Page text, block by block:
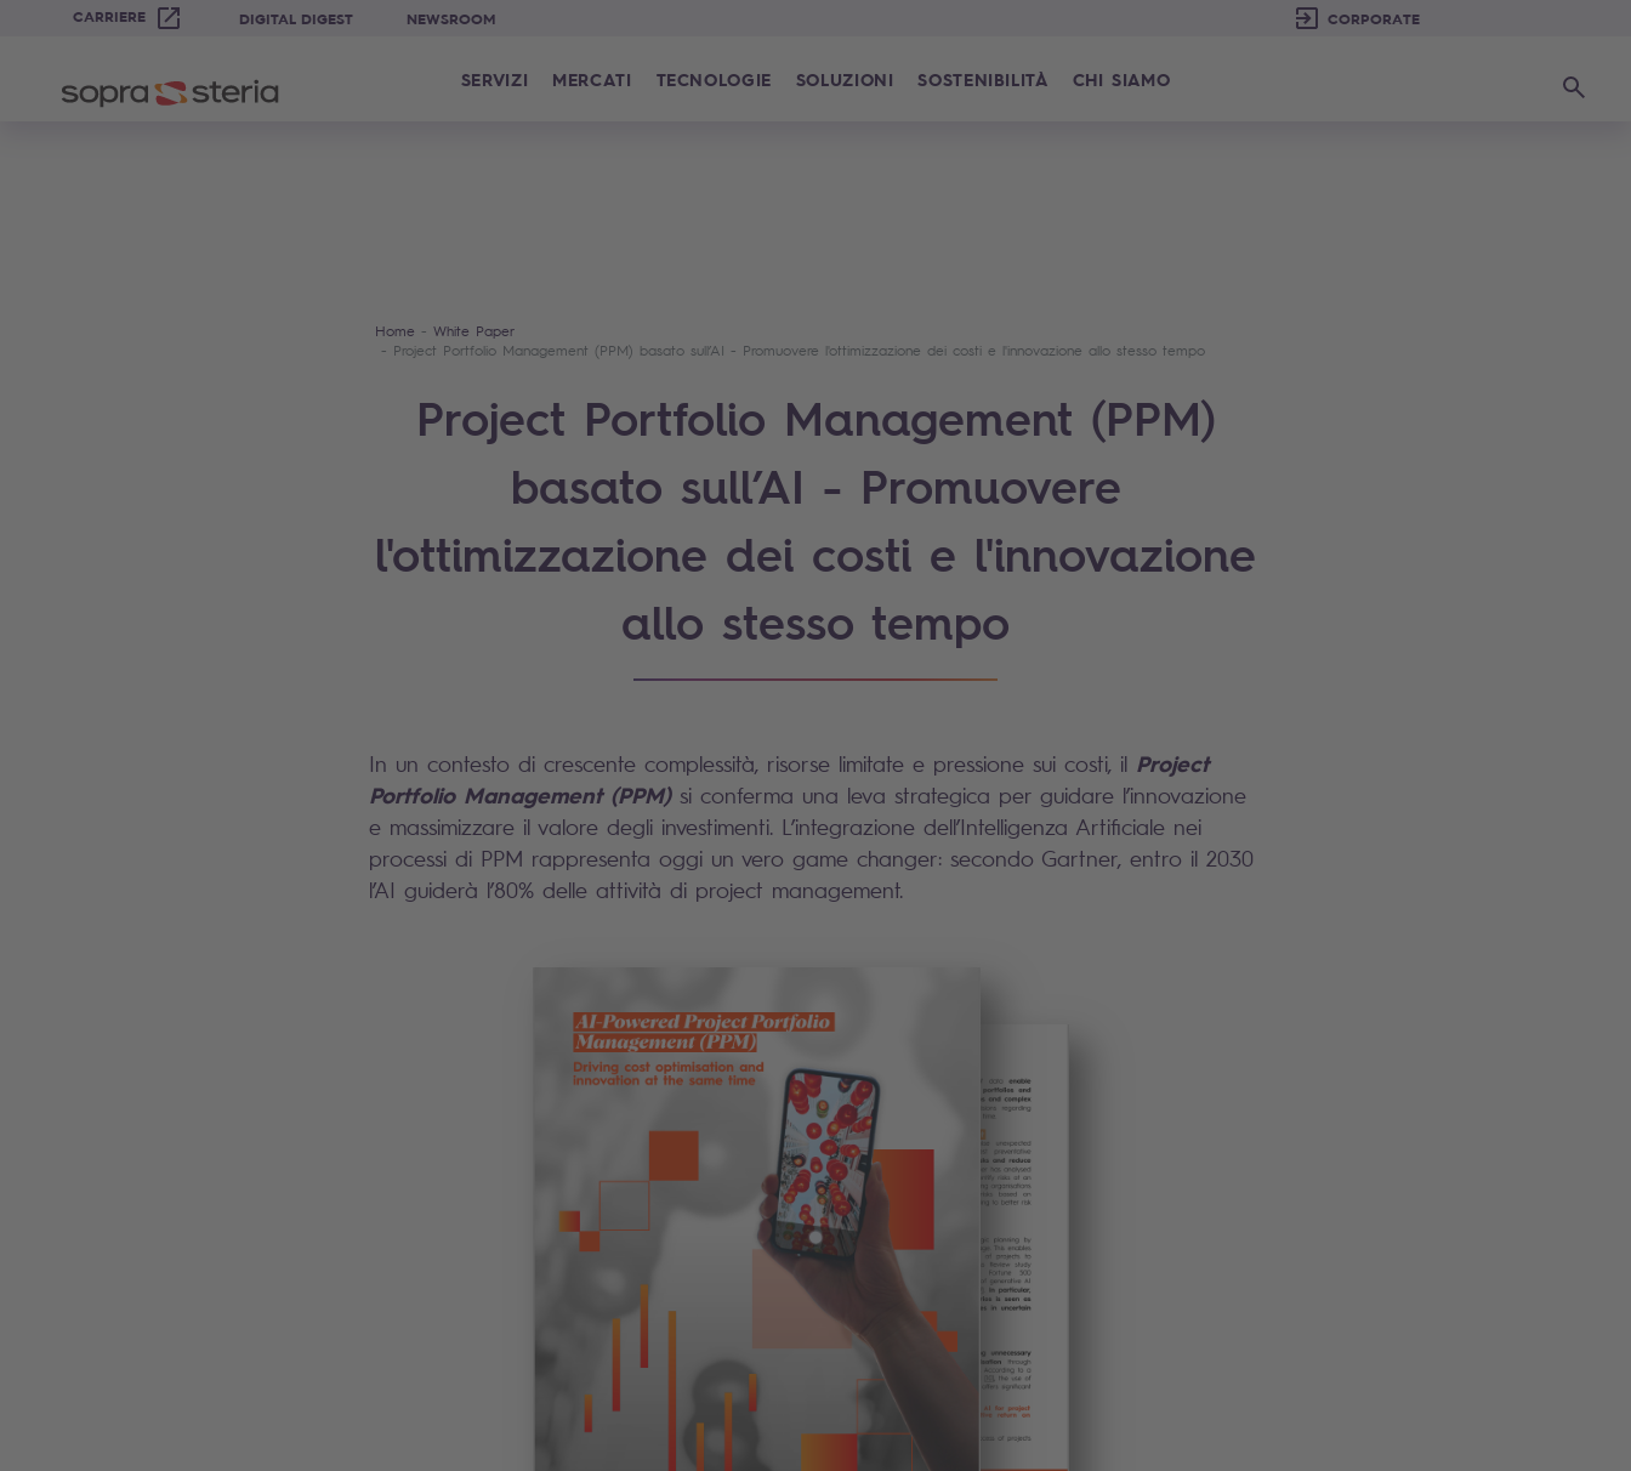
CARRIERE DIGITAL DIGEST NEWSROOM
SERVIZI MERCATI TECNOLOGIE SOLUZIONI SOSTENIBILITÀ CHI SIAMO Ricerca
Home
White Paper
Project Portfolio Management (PPM) basato sull’AI - Promuovere l'ottimizzazione dei costi e l'innovazione allo stesso tempo
Project Portfolio Management (PPM)
basato sull’AI - Promuovere
l'ottimizzazione dei costi e l'innovazione
allo stesso tempo
In un contesto di crescente complessità, risorse limitate e pressione sui costi, il Project
Portfolio Management (PPM)si conferma una leva strategica per guidare l’innovazione
e massimizzare il valore degli investimenti. L’integrazione dell’Intelligenza Artificiale nei
processi di PPM rappresenta oggi un vero game changer: secondo Gartner, entro il 2030
l’AI guiderà l’80% delle attività di project management.